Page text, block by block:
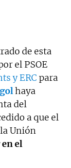
de esta
el PSOE
y ERC para
haya
del
a que el
Unión
el